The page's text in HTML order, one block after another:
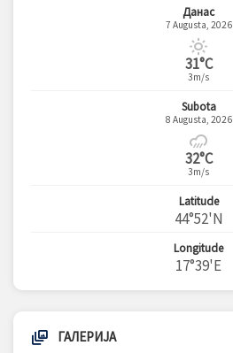
Данас
7 Augusta, 2026
31°C
3m/s
Subota
8 Augusta, 2026
32°C
3m/s
Latitude
44°52'N
Longitude
17°39'E
ГАЛЕРИЈА